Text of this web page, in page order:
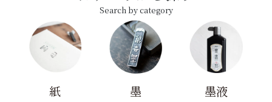
Search by category
紙 墨 墨液